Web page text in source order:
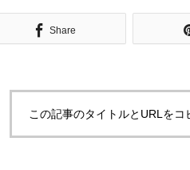
Share
この記事のタイトルとURLをコ